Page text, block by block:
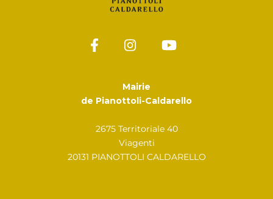
Mairie
de Pianottoli-Caldarello
2675 Territoriale 40
Viagenti
20131 PIANOTTOLI CALDARELLO